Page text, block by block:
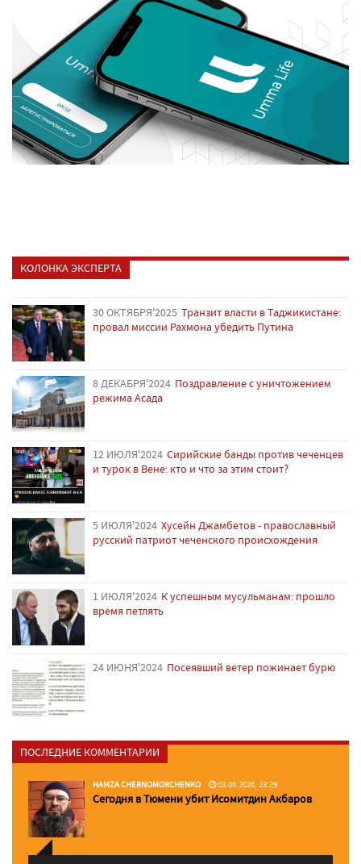
КОЛОНКА ЭКСПЕРТА
30 ОКТЯБРЯ'2025 Транзит власти в Таджикистане:
провал миссии Рахмона убедить Путина
8 ДЕКАБРЯ'2024 Поздравление с уничтожением
режима Асада
12 ИЮЛЯ'2024 Сирийские банды против чеченцев
и турок в Вене: кто и что за этим стоит?
5 ИЮЛЯ'2024 Хусейн Джамбетов - православный
русский патриот чеченского происхождения
1 ИЮЛЯ'2024 К успешным мусульманам: прошло
время петлять
24 ИЮНЯ'2024 Посеявший ветер пожинает бурю
ПОСЛЕДНИЕ КОММЕНТАРИИ
HAMZA CHERNOMORCHENKO 03.06.2026, 23:29
Сегодня в Тюмени убит Исомитдин Акбаров